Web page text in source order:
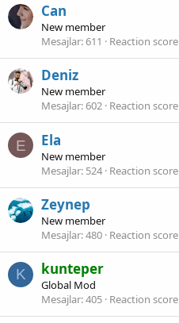
Can
New member
Mesajlar 611 Reaction score
Deniz
New member
Mesajlar 602 Reaction score
E Ela
New member
Mesajlar 524 Reaction score
Zeynep
New member
Mesajlar 480 Reaction score
K kunteper
Global Mod
Mesajlar 405 Reaction score